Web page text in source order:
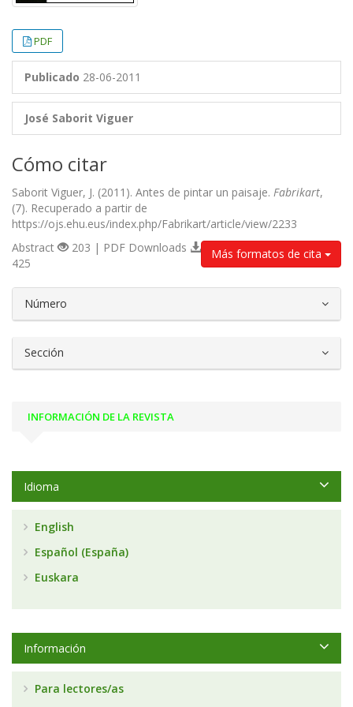
PDF
Publicado 28-06-2011
José Saborit Viguer
Cómo citar
Saborit Viguer, J. (2011). Antes de pintar un paisaje. Fabrikart,
(7). Recuperado a partir de
https://ojs.ehu.eus/index.php/Fabrikart/article/view/2233
Más formatos de cita
Abstract
203 | PDF Downloads
425
Número
Sección
INFORMACIÓN DE LA REVISTA
Idioma
English
Español (España)
Euskara
Información
Para lectores/as